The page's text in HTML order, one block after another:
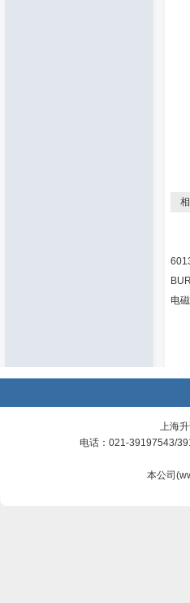
相
电
上海
电话：021-39197543/
本公司(